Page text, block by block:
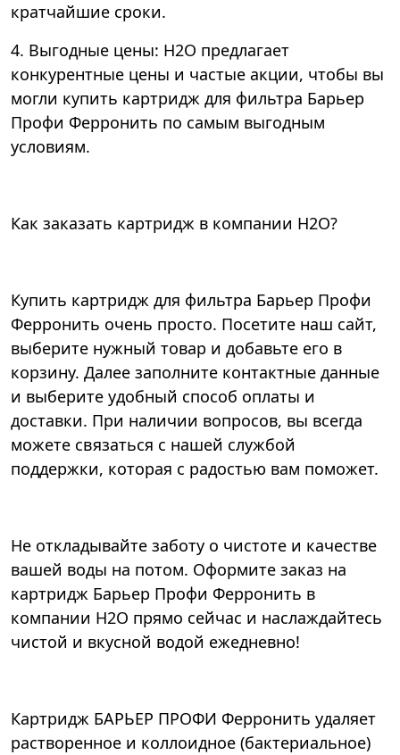
кратчайшие сроки.
4. Выгодные цены: Н2О предлагает
конкурентные цены и частые акции, чтобы вы
могли купить картридж для фильтра Барьер
Профи Ферронить по самым выгодным
условиям.
Как заказать картридж в компании Н2О?
Купить картридж для фильтра Барьер Профи
Ферронить очень просто. Посетите наш сайт,
выберите нужный товар и добавьте его в
корзину. Далее заполните контактные данные
и выберите удобный способ оплаты и
доставки. При наличии вопросов, вы всегда
можете связаться с нашей службой
поддержки, которая с радостью вам поможет.
Не откладывайте заботу о чистоте и качестве
вашей воды на потом. Оформите заказ на
картридж Барьер Профи Ферронить в
компании Н2О прямо сейчас и наслаждайтесь
чистой и вкусной водой ежедневно!
Картридж БАРЬЕР ПРОФИ Ферронить удаляет
растворенное и коллоидное (бактериальное)